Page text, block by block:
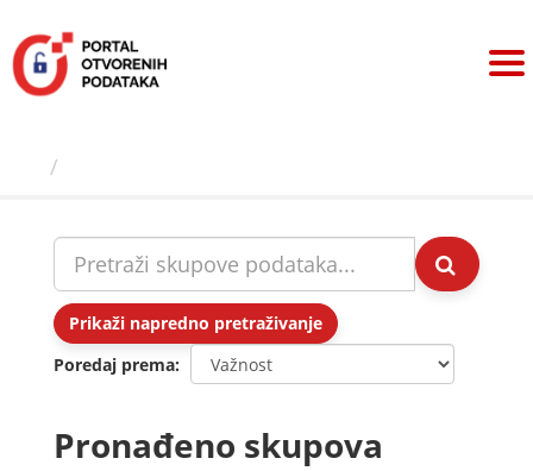
sadržaj
Prikaži napredno pretraživanje
Poredaj prema
Pronađeno skupova